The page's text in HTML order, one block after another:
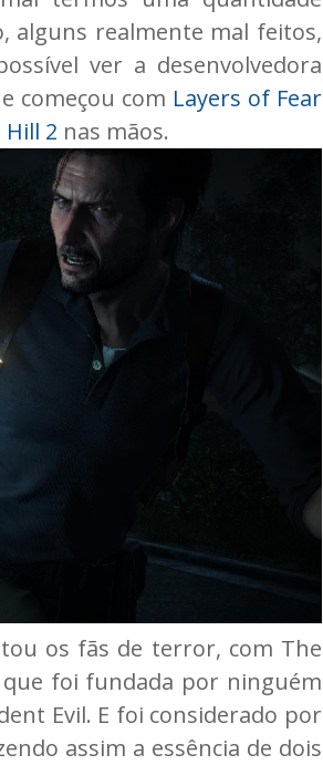
alguns realmente mal feitos,
ver a desenvolvedora
começou com Layers of Fear
2 nas mãos.
os fãs de terror, com The
que foi fundada por ninguém
Evil. E foi considerado por
assim a essência de dois